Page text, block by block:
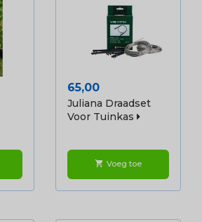
Prijs
65,00
Juliana Draadset
Voor Tuinkas
shopping_cart Voeg toe